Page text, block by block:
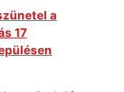
a
17